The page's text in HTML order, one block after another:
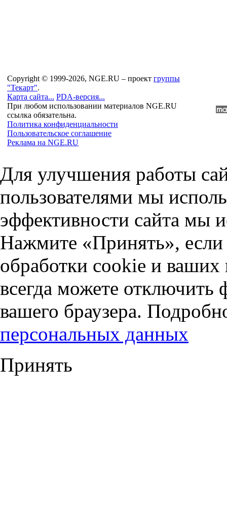
Copyright © 1999-2026, NGE.RU – проект группы
"Текарт".
Карта сайта... PDA-версия...
При любом использовании материалов NGE.RU
ссылка обязательна.
Политика конфиденциальности
Пользовательское соглашение
Реклама на NGE.RU
Для улучшения работы
пользователями мы
эффективности сайта мы
Нажмите «Принять», если
обработки cookie и
всегда можете отключить
вашего браузера.
персональных данных
Принять